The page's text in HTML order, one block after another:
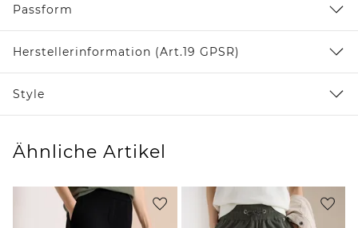
Passform
Herstellerinformation (Art.19 GPSR)
Style
Ähnliche Artikel